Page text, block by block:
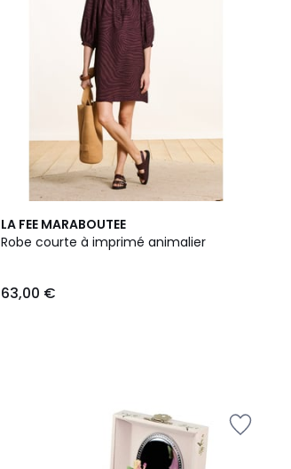
LA FEE MARABOUTEE
Robe courte à imprimé animalier
63,00 €